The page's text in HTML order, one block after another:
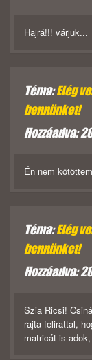
Hajrá!!! várjuk...
Téma:Elég
bennünket!
Hozzáadva:
Én nem
Téma:Elég
bennünket!
Hozzáadva:
Szia Ricsi!
rajta felirattal,
matricát is